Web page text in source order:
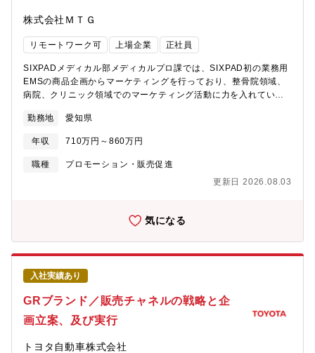
株式会社ＭＴＧ
リモートワーク可 上場企業 正社員
SIXPADメディカル部メディカルプロ課では、SIXPAD初の業務用
EMSの商品企画からマーケティングを行っており、整骨院領域、
病院、クリニック領域でのマーケティング活動に力を入れていま
ィング・プロモーション戦略の立案、推進業務（2）学会等への出
展、セミナーを通じた啓蒙活動（3）営業や医療ディーラーと連携
して整骨院への導入を推進する（4）各種院内ツール制作ディレク
ション【今後のキャリア】 入社後まずは、治療院、営業、制作メ
院でのSIXPAD活用についてPDCAを回し次のアクションを考えて
していただきます。ゆくゆくは病院市場黒字化に向けた戦略・戦
術の立案・実行を行っていただきます。
勤務地 愛知県
年収 710万円～860万円
職種
プロモーション・販売促進
更新日 2026.08.03
気になる
入社実績あり
GRブランド／販売チャネルの戦略と企
画立案、及び実行
トヨタ自動車株式会社